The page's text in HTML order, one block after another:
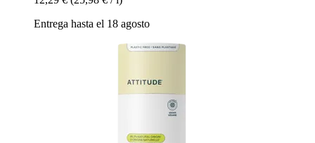
Entrega hasta el 18 agosto